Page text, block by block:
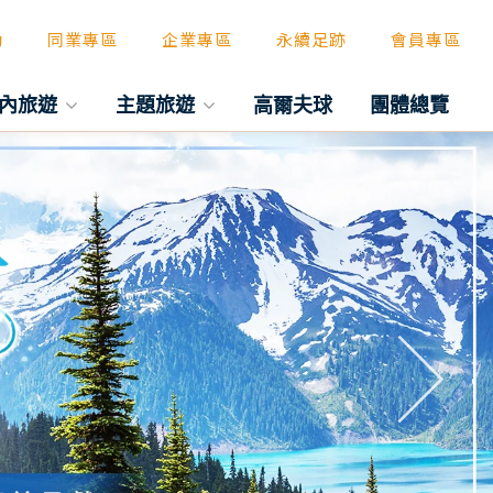
同業專區 企業專區 永續足跡 會員專區
旅遊 主題旅遊 高爾夫球 團體總覽
往後